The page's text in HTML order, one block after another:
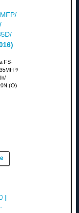
)
FS-
(О)
|